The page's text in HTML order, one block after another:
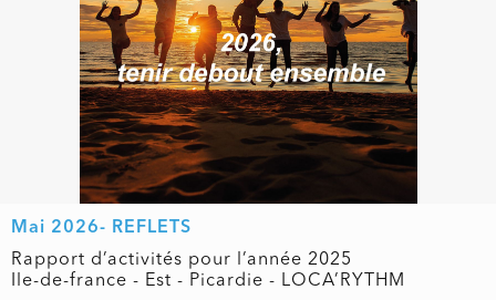
Mai 2026- REFLETS
Rapport d’activités pour l’année 2025
Ile-de-france - Est - Picardie - LOCA’RYTHM